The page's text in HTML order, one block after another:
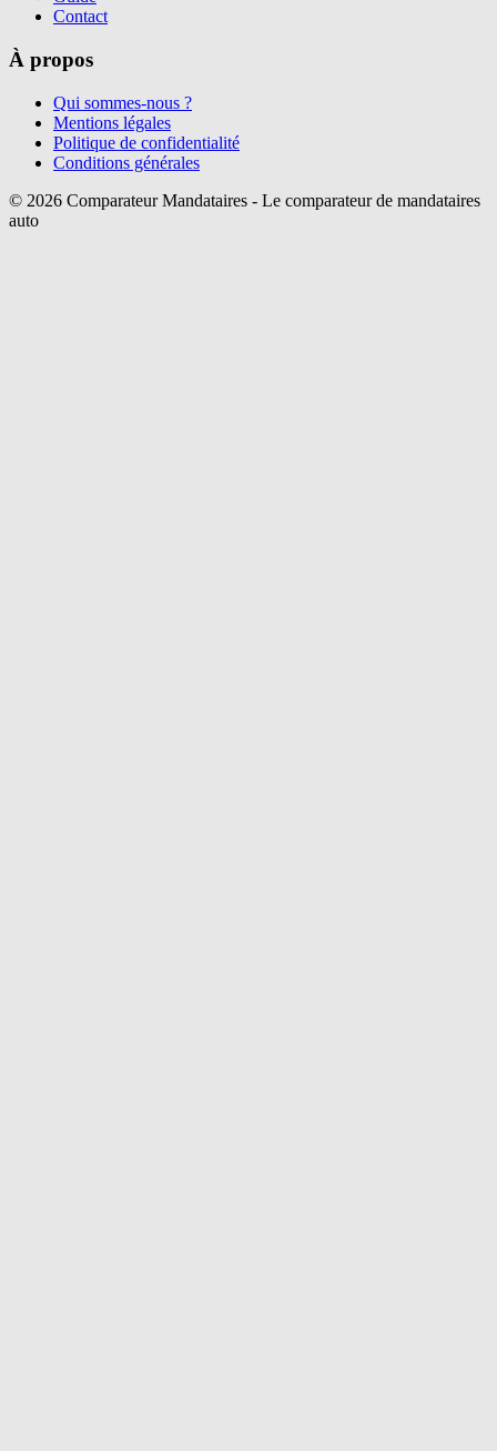
Contact
À propos
Qui sommes-nous ?
Mentions légales
Politique de confidentialité
Conditions générales
© 2026 Comparateur Mandataires - Le comparateur de mandataires
auto